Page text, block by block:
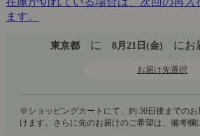
ます。
東京都 に 8月21日(金) にお
お届け先選択